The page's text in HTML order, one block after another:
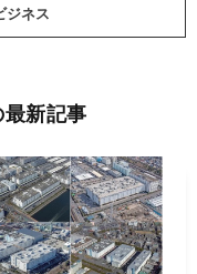
ジネス
新記事